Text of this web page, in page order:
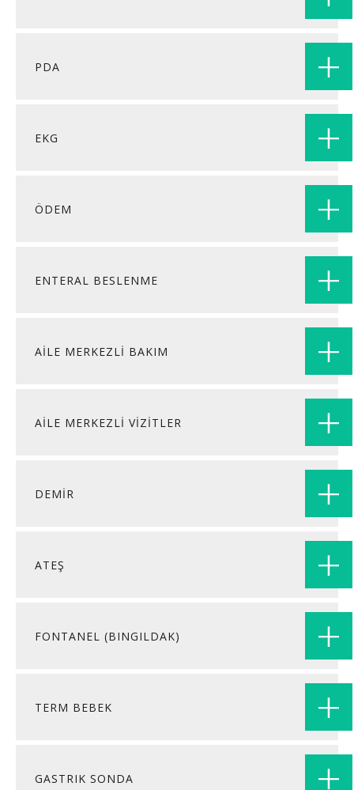
PDA
EKG
ÖDEM
ENTERAL BESLENME
AİLE MERKEZLİ BAKIM
AİLE MERKEZLİ VİZİTLER
DEMİR
ATEŞ
FONTANEL (BINGILDAK)
TERM BEBEK
GASTRIK SONDA